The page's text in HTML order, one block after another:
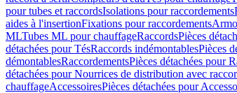
pour tubes et raccordsIsolations pour raccordements
aides à l'insertionFixations pour raccordements
MLTubes ML pour chauffageRaccordsPièces
détachées pour TésRaccords indémontablesPièces
démontablesRaccordementsPièces détachées pour
détachées pour Nourrices de distribution avec
chauffageAccessoiresPièces détachées pour